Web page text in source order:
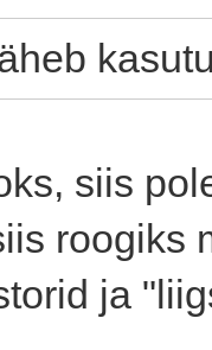
siis
roogiks
ja